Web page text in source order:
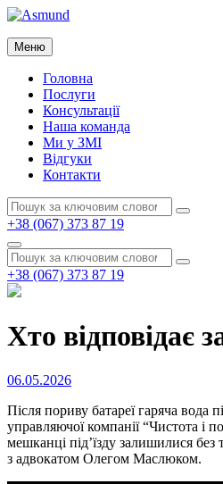
Перейти
вмісту
Asmund
Asmund
Меню
Головна
Послуги
Консультації
Наша команда
Ми у ЗМІ
Відгуки
Контакти
Пошук:
Пошук
+38 (067) 373 87 19
Пошук
Пошук:
Пошук
+38 (067) 373 87 19
Хто відповідає
Опубліковано
06.05.2026
Після пориву батареї гаряча вода
управляючої компанії “Чистота
мешканці під’їзду залишилися
з адвокатом Олегом Маслюком.